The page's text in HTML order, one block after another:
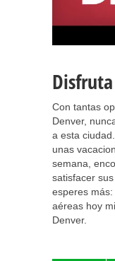
Con tantas
Denver,
a esta
unas
semana,
satisfacer
esperes
aéreas hoy
Denver.